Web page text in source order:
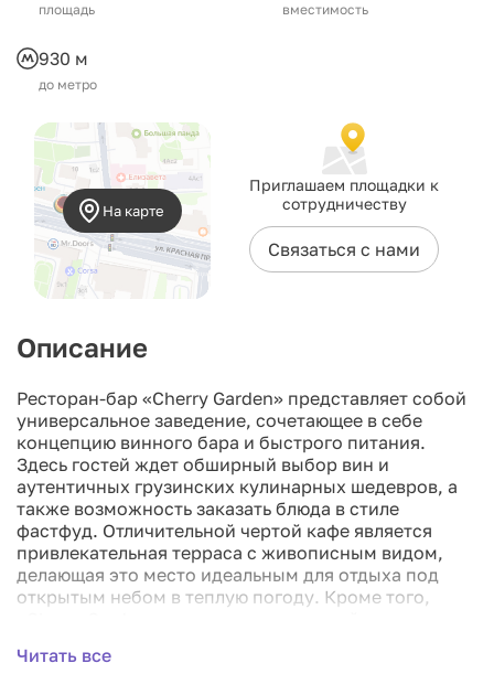
площадь вместимость
930 м
до метро
На карте
Приглашаем площадки к
сотрудничеству
Связаться с нами
Описание
Ресторан-бар «Cherry Garden» представляет собой
универсальное заведение, сочетающее в себе
концепцию винного бара и быстрого питания.
Здесь гостей ждет обширный выбор вин и
аутентичных грузинских кулинарных шедевров, а
также возможность заказать блюда в стиле
фастфуд. Отличительной чертой кафе является
привлекательная терраса с живописным видом,
делающая это место идеальным для отдыха под
открытым небом в теплую погоду. Кроме того,
банкетными залами для проведения различных
Читать все